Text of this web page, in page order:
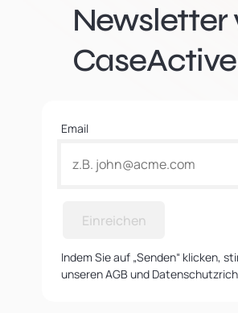
Newsletter
CaseActive
Email
Einreichen
Indem Sie auf „Senden“ klicken,
unseren AGB und